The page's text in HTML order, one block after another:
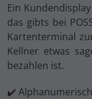
Ein
das gibts bei
Kartenterminal
Kellner etwas
bezahlen ist.
✔️